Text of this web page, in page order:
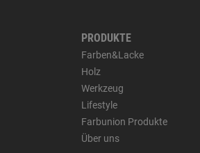
PRODUKTE
Farben&Lacke
Holz
Werkzeug
Lifestyle
Farbunion Produkte
Über uns